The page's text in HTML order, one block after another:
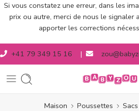
Si vous constatez une erreur, dans les
prix ou autre, merci de nous le signaler
apporter les corrections
+41 79 349 15 16 |
Maison Poussettes